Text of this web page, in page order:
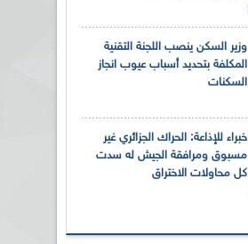
وزير السكن ينصب اللجنة التقنية
المكلفة بتحديد أسباب عيوب انجاز
السكنات
خبراء للإذاعة: الحراك الجزائري غير
مسبوق ومرافقة الجيش له سدت
كل محاولات الاختراق